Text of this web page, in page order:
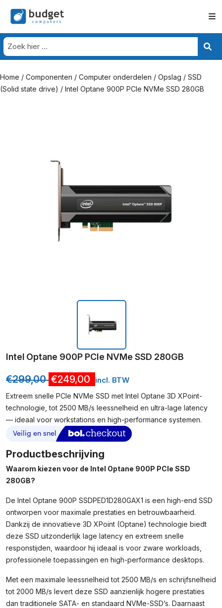
Home / Componenten / Computer onderdelen / Opslag / SSD
(Solid state drive) / Intel Optane 900P PCIe NVMe SSD 280GB
Intel Optane 900P PCIe NVMe SSD 280GB
€299,00 €249,00 incl. BTW
Extreem snelle PCIe NVMe SSD met Intel Optane 3D XPoint-
technologie, tot 2500 MB/s leessnelheid en ultra-lage latency
— ideaal voor workstations en high-performance systemen.
Productbeschrijving
Waarom kiezen voor de Intel Optane 900P PCIe SSD
280GB?
De Intel Optane 900P SSDPED1D280GAX1 is een high-end SSD
ontworpen voor maximale prestaties en betrouwbaarheid.
Dankzij de innovatieve 3D XPoint (Optane) technologie biedt
deze SSD uitzonderlijk lage latency en extreem snelle
responstijden, waardoor hij ideaal is voor zware workloads,
professionele toepassingen en high-performance desktops.
Met een maximale leessnelheid tot 2500 MB/s en schrijfsnelheid
tot 2000 MB/s levert deze SSD aanzienlijk hogere prestaties
dan traditionele SATA- en standaard NVMe-SSD’s. Daarnaast